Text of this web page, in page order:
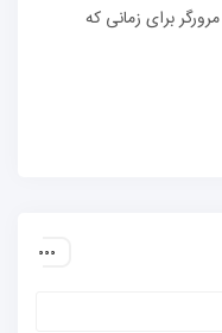
برای زمانی که